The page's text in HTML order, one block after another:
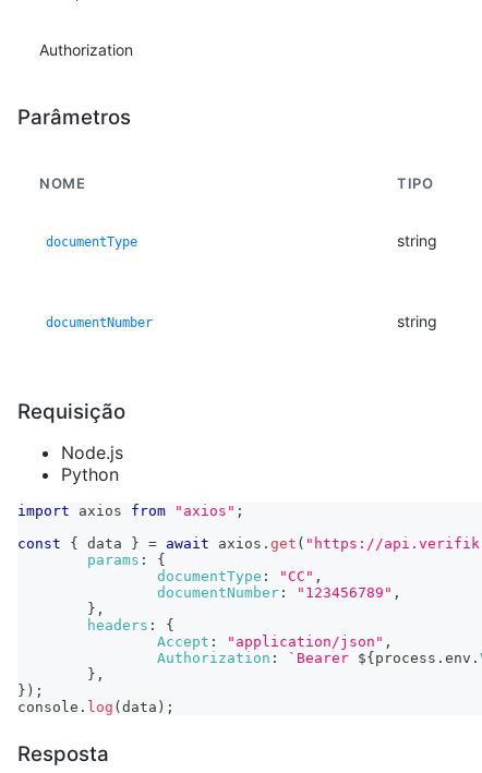
Authorization
Parâmetros
NOME TIPO
documentType string
documentNumber string
Requisição
Node.js
Python
import axios from "axios" ;
const
{ data } = await axios . get ( "https://
params :
{
documentType : "CC" ,
documentNumber : "123456789" ,
} ,
headers :
{
Accept : "application/json" ,
Authorization : ` Bearer ${ process . env .
} ,
} ) ;
console . log ( data ) ;
Resposta